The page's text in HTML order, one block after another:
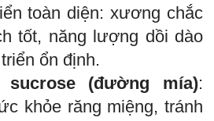
toàn diện: xương chắc
tốt, năng lượng dồi dào
ổn định.
sucrose (đường mía):
khỏe răng miệng, tránh